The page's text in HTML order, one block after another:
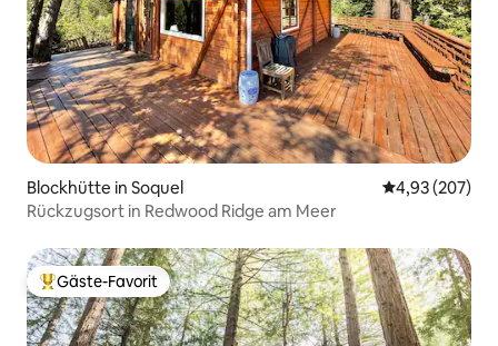
Blockhütte in Soquel
4,93 (207)
Rückzugsort in Redwood Ridge am Meer
Beliebter Gäste-Favorit.
Gäste-Favorit